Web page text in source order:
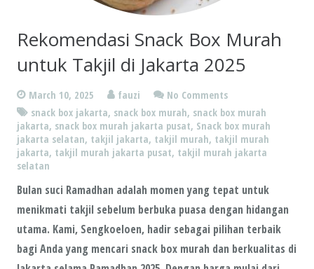
Rekomendasi Snack Box Murah
untuk Takjil di Jakarta 2025
March 10, 2025 fauzi
No Comments
snack box jakarta, snack box murah, snack box murah
jakarta, snack box murah jakarta pusat, Snack box murah
jakarta selatan, takjil jakarta, takjil murah, takjil murah
jakarta, takjil murah jakarta pusat, takjil murah jakarta
selatan
Bulan suci Ramadhan adalah momen yang tepat untuk
menikmati takjil sebelum berbuka puasa dengan hidangan
utama. Kami, Sengkoeloen, hadir sebagai pilihan terbaik
bagi Anda yang mencari snack box murah dan berkualitas di